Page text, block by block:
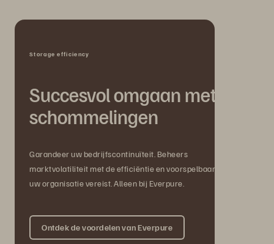
Storage efficiency
Succesvol omgaan met
schommelingen
Garandeer uw bedrijfscontinuïteit. Beheers
marktvolatiliteit met de efficiëntie en voorspelbaarheid die
uw organisatie vereist. Alleen bij Everpure.
Ontdek de voordelen van Everpure